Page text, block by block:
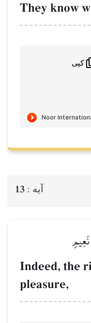
They know
آيه : 13
Indeed, the
pleasure,